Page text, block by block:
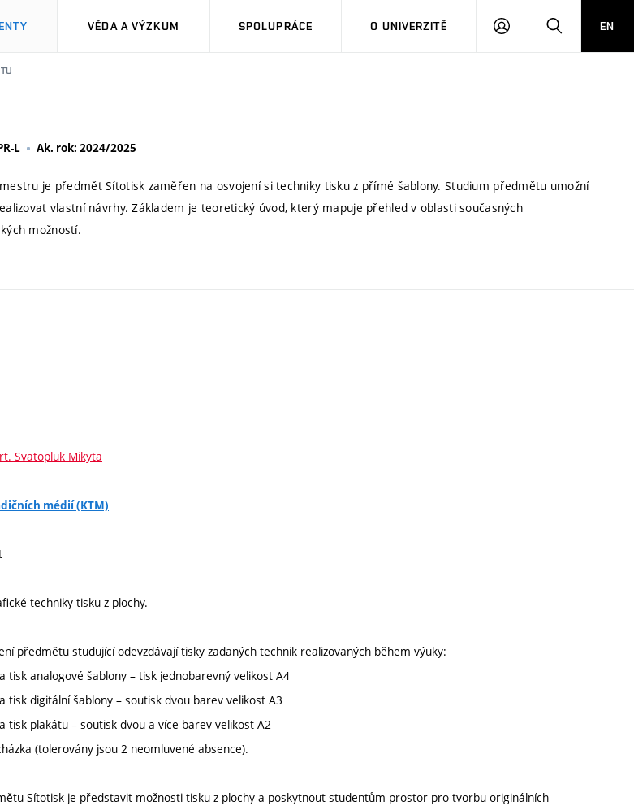
VĚDA A VÝZKUM SPOLUPRÁCE O UNIVERZITĚ
PŘIHLÁSIT HLEDATEN
L Ak. rok: 2024/2025
je předmět Sítotisk zaměřen na osvojení si techniky tisku z přímé šablony. Studium předmětu umožní
vlastní návrhy. Základem je teoretický úvod, který mapuje přehled v oblasti současných
možností.
Svätopluk Mikyta
médií (KTM)
techniky tisku z plochy.
předmětu studující odevzdávají tisky zadaných technik realizovaných během výuky:
tisk analogové šablony – tisk jednobarevný velikost A4
tisk digitální šablony – soutisk dvou barev velikost A3
tisk plakátu – soutisk dvou a více barev velikost A2
(tolerovány jsou 2 neomluvené absence).
Sítotisk je představit možnosti tisku z plochy a poskytnout studentům prostor pro tvorbu originálních